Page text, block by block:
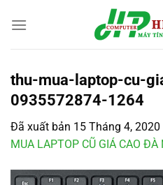
đến
thu-mua-laptop-cu-
0935572874-1264
Đã xuất bản 15 Tháng 4, 2020
MUA LAPTOP CŨ GIÁ CAO